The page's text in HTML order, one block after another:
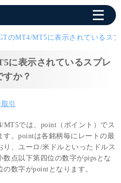
のMT4/MT5に表示されているス
に表示されているスプレ
すか？
引
MT5では、point（ポイント）でス
す。pointは各銘柄毎にレートの最
り、ユーロ/米ドルといったドルス
数点以下第四位の数字がpipsとな
数字がpointとなります。